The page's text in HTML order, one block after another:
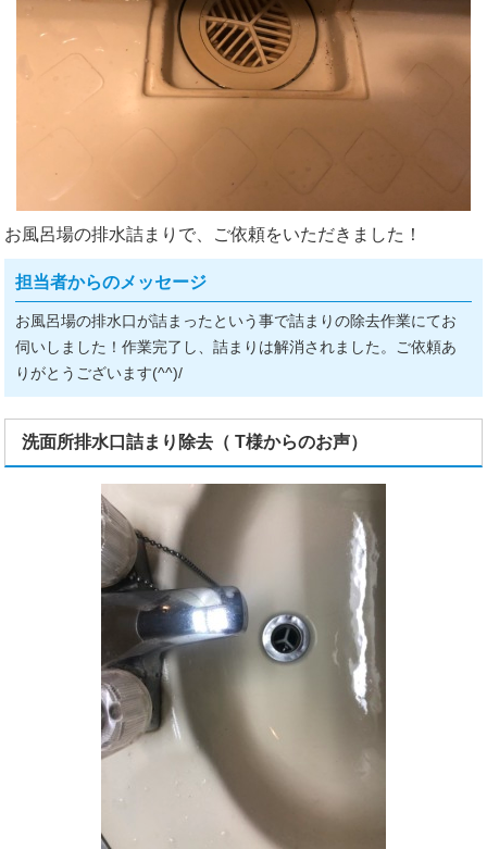
お風呂場の排水詰まりで、ご依頼をいただきました！
担当者からのメッセージ
お風呂場の排水口が詰まったという事で詰まりの除去作業にてお
伺いしました！作業完了し、詰まりは解消されました。ご依頼あ
りがとうございます(^^)/
洗面所排水口詰まり除去（ T様からのお声）